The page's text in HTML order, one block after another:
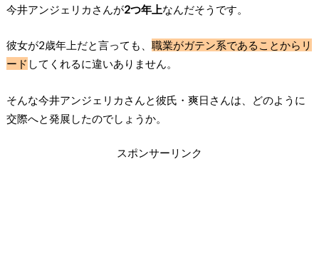
今井アンジェリカさんが2つ年上なんだそうです。
彼女が2歳年上だと言っても、 職業がガテン系であることからリ
ード してくれるに違いありません。
そんな今井アンジェリカさんと彼氏・爽日さんは、どのように
交際へと発展したのでしょうか。
スポンサーリンク